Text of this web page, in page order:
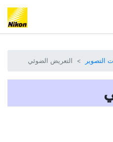
التصوير التعريض الضوئي